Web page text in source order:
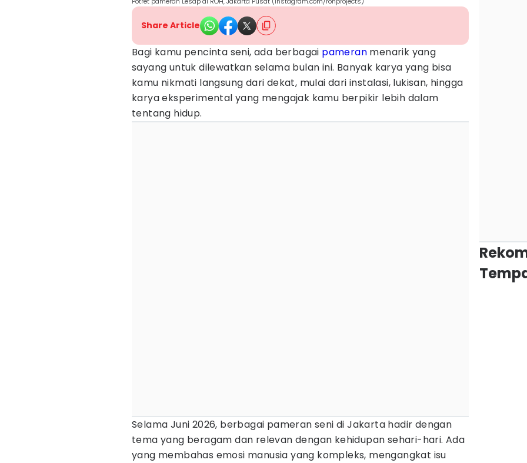
Share Article
Bagi kamu pencinta seni, ada berbagai pameran menarik yang
sayang untuk dilewatkan selama bulan ini. Banyak karya yang bisa
kamu nikmati langsung dari dekat, mulai dari instalasi, lukisan, hingga
karya eksperimental yang mengajak kamu berpikir lebih dalam
tentang hidup.
Selama Juni 2026, berbagai pameran seni di Jakarta hadir dengan
tema yang beragam dan relevan dengan kehidupan sehari-hari. Ada
yang membahas emosi manusia yang kompleks, mengangkat isu